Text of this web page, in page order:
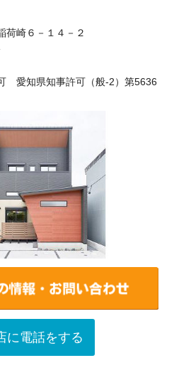
荷崎６－１４－２
愛知県知事許可（般-2）第5636
に電話をする